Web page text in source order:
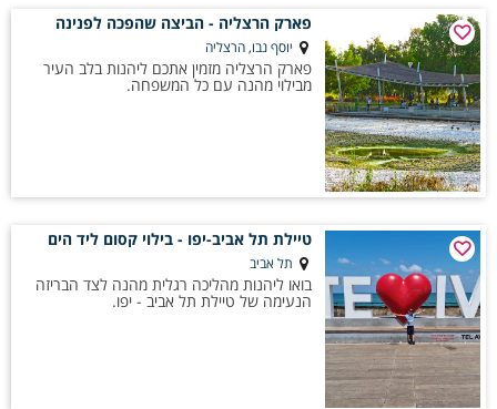
אתרים ופעילויות, וקרבה לבית הופך כל יציאה מהבית לחוויה משפחתית
משותפת, מגבשת ומהנה במיוחד.
פארק הרצליה - הביצה שהפכה לפנינה
יוסף נבו, הרצליה
פארק הרצליה מזמין אתכם ליהנות בלב העיר
מבילוי מהנה עם כל המשפחה.
טיילת תל אביב-יפו - בילוי קסום ליד הים
תל אביב
בואו ליהנות מהליכה רגלית מהנה לצד הבריזה
הנעימה של טיילת תל אביב - יפו.